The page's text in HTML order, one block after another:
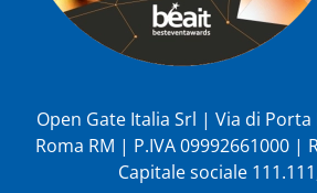
Open Gate Italia Srl | Via di Porta
Roma RM | P.IVA 09992661000 |
Capitale sociale